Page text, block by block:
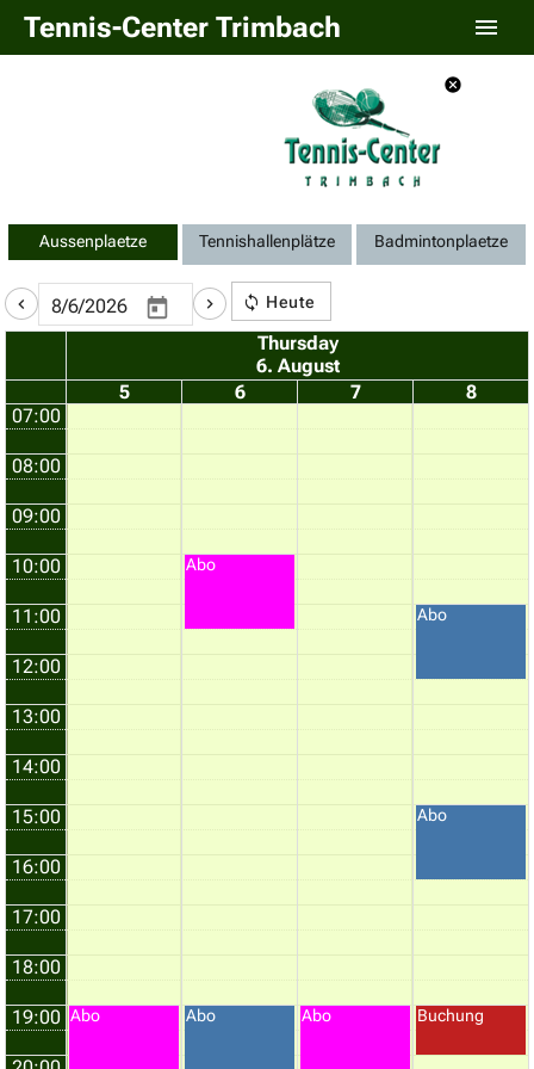
Tennis-Center Trimbach
Aussenplaetze Tennishallenplätze Badmintonplaetze
Heute
Thursday
6. August
5
6 7
8
07:00
08:00
09:00
10:00
11:00
12:00
13:00
14:00
15:00
16:00
17:00
18:00
19:00 Abo
Abo
Abo Abo
Abo
Abo
Buchung